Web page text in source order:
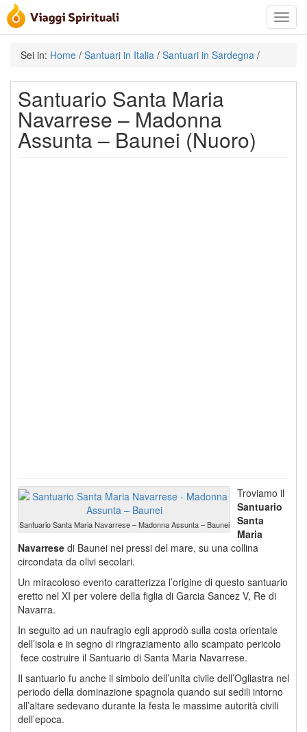
Toggle
Sei in: Home / Santuari in Italia / Santuari in Sardegna /
Santuario Santa Maria
Navarrese – Madonna
Assunta – Baunei (Nuoro)
Santuario Santa Maria Navarrese – Madonna Assunta – Baunei
Troviamo il
Santuario
Santa
Maria
Navarrese di Baunei nei pressi del mare, su una collina
circondata da olivi secolari.
Un miracoloso evento caratterizza l’origine di questo santuario
eretto nel XI per volere della figlia di Garcia Sancez V, Re di
Navarra.
In seguito ad un naufragio egli approdò sulla costa orientale
dell’isola e in segno di ringraziamento allo scampato pericolo
fece costruire il Santuario di Santa Maria Navarrese.
Il santuario fu anche il simbolo dell’unita civile dell’Ogliastra nel
periodo della dominazione spagnola quando sui sedili intorno
all’altare sedevano durante la festa le massime autorità civili
dell’epoca.